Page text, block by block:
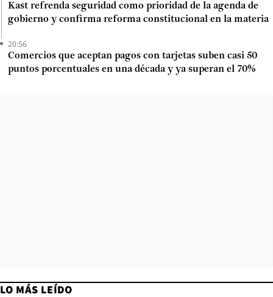
Kast refrenda seguridad como prioridad de la agenda de
gobierno y confirma reforma constitucional en la materia
20:56
Comercios que aceptan pagos con tarjetas suben casi 50
puntos porcentuales en una década y ya superan el 70%
LO MÁS LEÍDO